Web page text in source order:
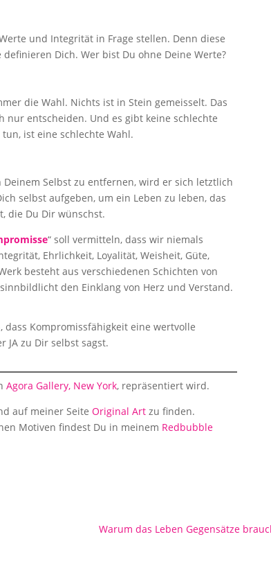
und Integrität in Frage stellen. Denn diese
Dich. Wer bist Du ohne Deine Werte?
die Wahl. Nichts ist in Stein gemeisselt. Das
nur entscheiden. Und es gibt keine schlechte
ist eine schlechte Wahl.
Selbst zu entfernen, wird er sich letztlich
selbst aufgeben, um ein Leben zu leben, das
die Du Dir wünschst.
“ soll vermitteln, dass wir niemals
Ehrlichkeit, Loyalität, Weisheit, Güte,
besteht aus verschiedenen Schichten von
den Einklang von Herz und Verstand.
Kompromissfähigkeit eine wertvolle
JA zu Dir selbst sagst.
Agora Gallery, New York, repräsentiert wird.
auf meiner Seite Original Artzu finden.
Motiven findest Du in meinem Redbubble
Warum das Leben Gegensätze